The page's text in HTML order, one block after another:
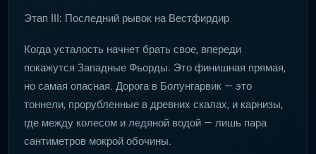
Этап III: Последний рывок на Вестфирдир
Когда усталость начнет брать свое, впереди
покажутся Западные Фьорды. Это финишная прямая,
но самая опасная. Дорога в Болунгарвик — это
тоннели, прорубленные в древних скалах, и карнизы,
где между колесом и ледяной водой — лишь пара
сантиметров мокрой обочины.